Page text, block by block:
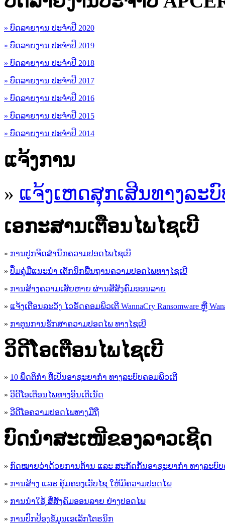
» ບົດລາຍງານ ປະຈຳປີ 2020
» ບົດລາຍງານ ປະຈຳປີ 2019
» ບົດລາຍງານ ປະຈຳປີ 2018
» ບົດລາຍງານ ປະຈຳປີ 2017
» ບົດລາຍງານ ປະຈຳປີ 2016
» ບົດລາຍງານ ປະຈຳປີ 2015
» ບົດລາຍງານ ປະຈຳປີ 2014
ແຈ້ງການ
» ແຈ້ງເຫດສຸກເສີນທາງລະ
ເອ​ກະ​ສານເຕືອນໄພໄຊເບີ
» ການປູກຈິດສໍານຶກຄວາມປອດໄພໄຊເບີ
» ປຶ້ມຄູ່ມືແນະນໍາ ເຕັກນິກພື້ນຖານຄວາມປອດໄພທາງໄຊເບີ
» ການສ້າງຄວາມເສັຍຫາຍ ຜ່ານສື່ສັງຄົມອອນລາຍ
» ແຈ້ງເຕືອນລະວັງ ໄວຣັດຄອມພິວເຕີ WannaCry Ransomware ຫຼື
» ກາຕູນການຮັກສາຄວາມປອດໄພ ທາງໄຊເບີ
ວິດີໂອເຕືອນໄພໄຊເບີ
» 10 ພຶດຕິກໍາ ທີ່ເປັນອາຊະຍາກໍາ ທາງລະບົບຄອມພິວເຕີ
» ວີດີໂອເຕືອນໄພທາງອິນເຕີເນັດ
» ວ​ີ​ດີ​ໂອ​ຄວາມ​ປອດ​ໄພ​ທາງ​ມື​ຖື
ບົດນຳສະເໜີຂອງລາວເຊີດ
» ກົດໝາຍວ່າດ້ວຍການຕ້ານ ແລະ ສະກັດກັ້ນອາຊະຍາກຳ ທາງລະບົບ
» ການສ້າງ ແລະ ຄຸ້ມຄອງເວັບໄຊ ໃຫ້ມີຄວາມປອດໄພ
» ການນຳໃຊ້ ສື່ສັງຄົມອອນລາຍ ຢ່າງປອດໄພ
» ການ​ປົກ​ປ້ອງ​ຂໍ້​ມູນ​ເອ​ເລັກ​ໂຕ​ຣ​ນິກ